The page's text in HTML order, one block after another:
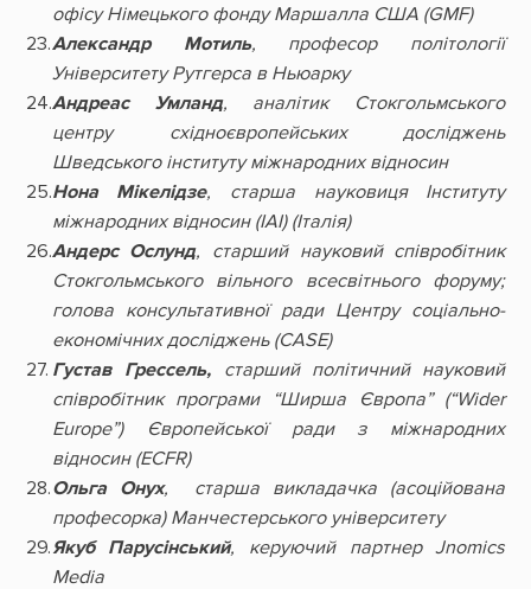
офісу Німецького фонду Маршалла США (GMF)
Александр Мотиль, професор політології
Університету Рутгерса в Ньюарку
Андреас Умланд, аналітик Стокгольмського
центру східноєвропейських досліджень
Шведського інституту міжнародних відносин
Нона Мікелідзе, старша науковиця Інституту
міжнародних відносин (IAI) (Італія)
Андерс Ослунд, старший науковий співробітник
Стокгольмського вільного всесвітнього форуму;
голова консультативної ради Центру соціально-
економічних досліджень (CASE)
Густав Грессель, старший політичний науковий
співробітник програми “Ширша Європа” (“Wider
Europe”) Європейської ради з міжнародних
відносин (ECFR)
Ольга Онух, старша викладачка (асоційована
професорка) Манчестерського університету
Якуб Парусінський, керуючий партнер Jnomics
Media